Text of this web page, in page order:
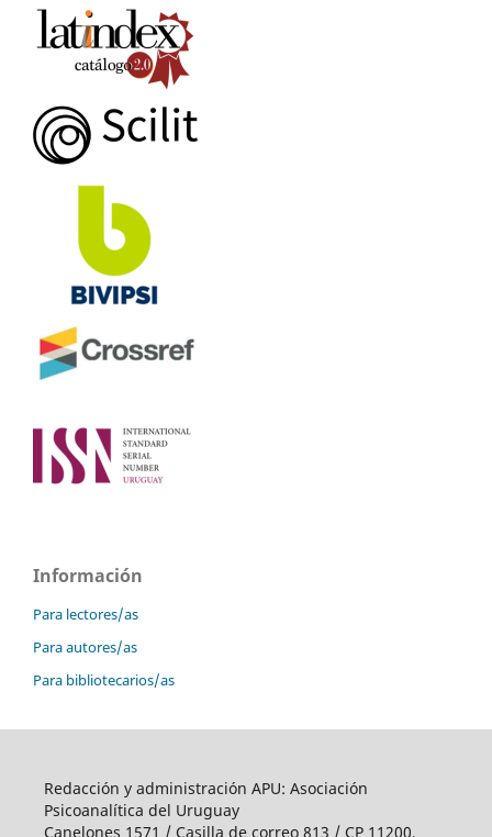
Información
Para lectores/as
Para autores/as
Para bibliotecarios/as
Redacción y administración APU: Asociación
Psicoanalítica del Uruguay
Canelones 1571 / Casilla de correo 813 / CP 11200.